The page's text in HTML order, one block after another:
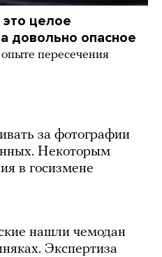
целое
довольно опасное
пересечения
за фотографии
Некоторым
в госизмене
нашли чемодан
Экспертиза